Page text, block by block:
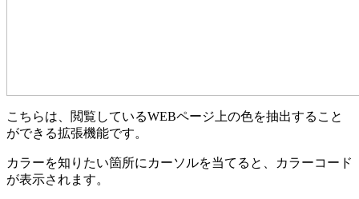
こちらは、閲覧しているWEBページ上の色を抽出すること
ができる拡張機能です。
カラーを知りたい箇所にカーソルを当てると、カラーコード
が表示されます。